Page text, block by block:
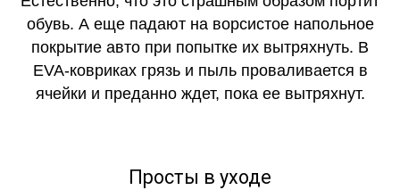
обувь. А еще падают на ворсистое напольное
покрытие авто при попытке их вытряхнуть. В
EVA-ковриках грязь и пыль проваливается в
ячейки и преданно ждет, пока ее вытряхнут.
Просты в уходе